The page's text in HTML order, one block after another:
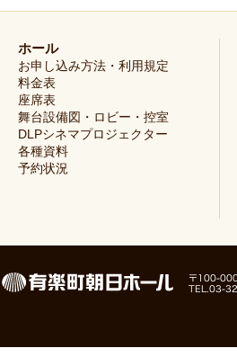
ホール
お申し込み方法・利用規定
料金表
座席表
舞台設備図・ロビー・控室
DLPシネマプロジェクター
各種資料
予約状況